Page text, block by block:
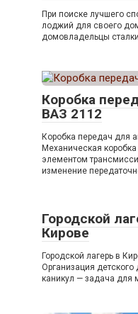
При поиске лучшего
лоджий для своего
домовладельцы
Коробка
ВАЗ 2112
Коробка передач для
Механическая
элементом
изменение
Городской
Кирове
Городской лагерь в
Организация
каникул — задача для